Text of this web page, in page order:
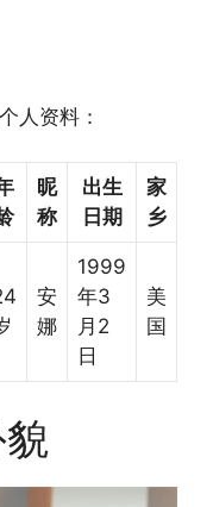
人资料：
昵
称
出生
日期
家
乡
安
娜
1999
年3
月2
日
美
国